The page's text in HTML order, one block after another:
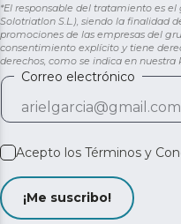
*El responsable del tratamiento es el
Solotriatlon S.L.), siendo la finalidad
promociones de las empresas del
consentimiento explícito y tiene
derechos, como se indica en nuestra
Correo electrónico
Acepto los Términos y
¡Me suscribo!